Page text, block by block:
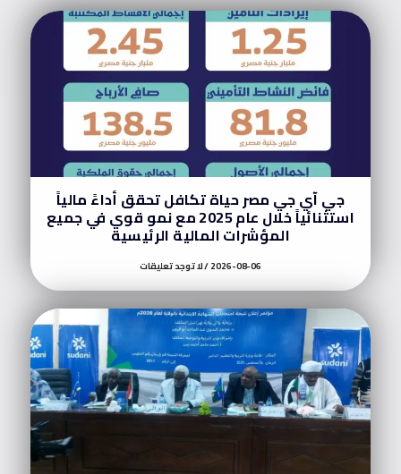
جي آي جي مصر حياة تكافل تحقق أداءً مالياً
استثنائياً خلال عام 2025 مع نمو قوي في جميع
المؤشرات المالية الرئيسية
2026-08-06 لا توجد تعليقات